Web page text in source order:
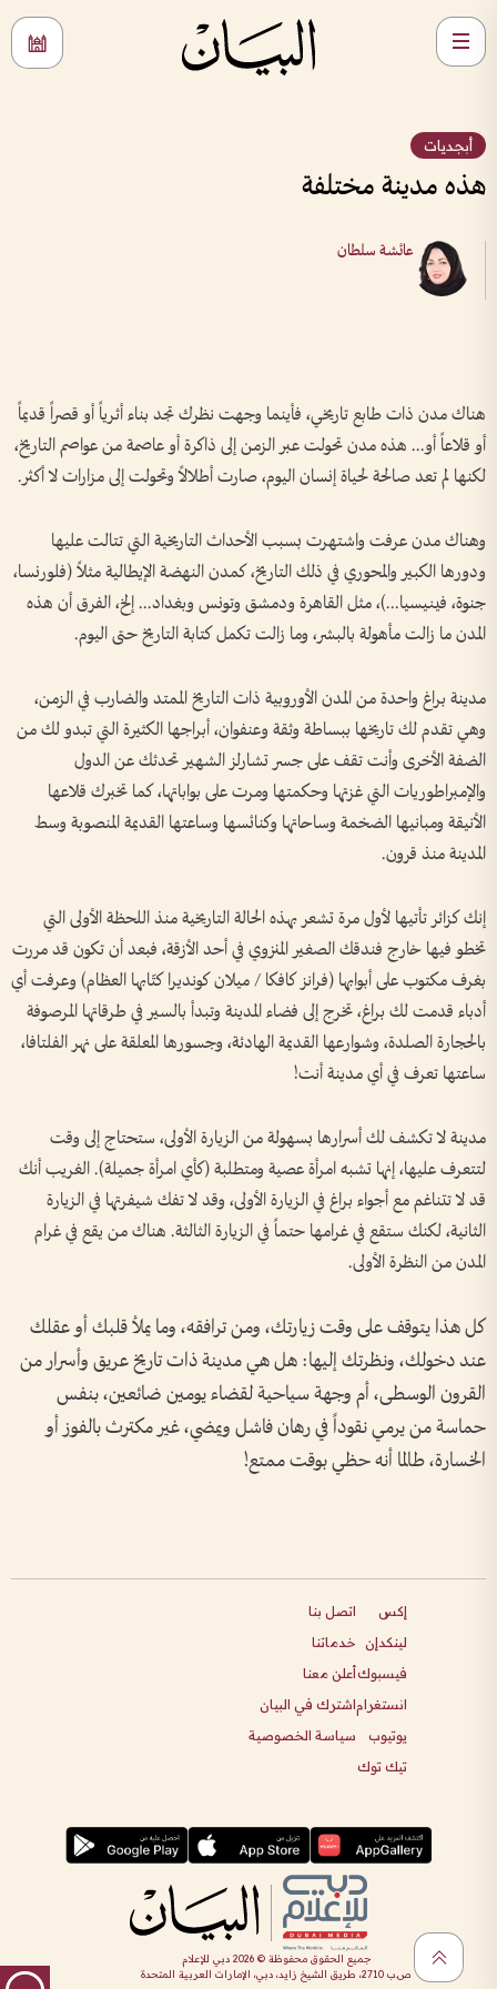
أبجديات
هذه مدينة مختلفة
عائشة سلطان
هناك مدن ذات طابع تاريخي، فأينما وجهت نظرك تجد بناء أثرياً أو قصراً قديماً
أو قلاعاً أو... هذه مدن تحولت عبر الزمن إلى ذاكرة أو عاصمة من عواصم التاريخ،
لكنها لم تعد صالحة لحياة إنسان اليوم، صارت أطلالاً وتحولت إلى مزارات لا أكثر.
وهناك مدن عرفت واشتهرت بسبب الأحداث التاريخية التي تتالت عليها
ودورها الكبير والمحوري في ذلك التاريخ، كمدن النهضة الإيطالية مثلاً (فلورنسا،
جنوة، فينيسيا...)، مثل القاهرة ودمشق وتونس وبغداد... إلخ، الفرق أن هذه
المدن ما زالت مأهولة بالبشر، وما زالت تكمل كتابة التاريخ حتى اليوم.
مدينة براغ واحدة من المدن الأوروبية ذات التاريخ الممتد والضارب في الزمن،
وهي تقدم لك تاريخها ببساطة وثقة وعنفوان، أبراجها الكثيرة التي تبدو لك من
الضفة الأخرى وأنت تقف على جسر تشارلز الشهير تحدثك عن الدول
والإمبراطوريات التي غزتها وحكمتها ومرت على بواباتها، كما تخبرك قلاعها
الأنيقة ومبانيها الضخمة وساحاتها وكنائسها وساعتها القديمة المنصوبة وسط
المدينة منذ قرون.
إنك كزائر تأتيها لأول مرة تشعر بهذه الحالة التاريخية منذ اللحظة الأولى التي
تخطو فيها خارج فندقك الصغير المنزوي في أحد الأزقة، فبعد أن تكون قد مررت
بغرف مكتوب على أبوابها (فرانز كافكا / ميلان كونديرا كتّابها العظام) وعرفت أي
أدباء قدمت لك براغ، تخرج إلى فضاء المدينة وتبدأ بالسير في طرقاتها المرصوفة
بالحجارة الصلدة، وشوارعها القديمة الهادئة، وجسورها المعلقة على نهر الفلتافا،
ساعتها تعرف في أي مدينة أنت!
مدينة لا تكشف لك أسرارها بسهولة من الزيارة الأولى، ستحتاج إلى وقت
لتتعرف عليها، إنها تشبه امرأة عصية ومتطلبة (كأي امرأة جميلة). الغريب أنك
قد لا تتناغم مع أجواء براغ في الزيارة الأولى، وقد لا تفك شيفرتها في الزيارة
الثانية، لكنك ستقع في غرامها حتماً في الزيارة الثالثة. هناك من يقع في غرام
المدن من النظرة الأولى.
كل هذا يتوقف على وقت زيارتك، ومن ترافقه، وما يملأ قلبك أو عقلك
عند دخولك، ونظرتك إليها: هل هي مدينة ذات تاريخ عريق وأسرار من
القرون الوسطى، أم وجهة سياحية لقضاء يومين ضائعين، بنفس
حماسة من يرمي نقوداً في رهان فاشل ويمضي، غير مكترث بالفوز أو
الخسارة، طالما أنه حظي بوقت ممتع!
إكس
لينكدإن
فيسبوك
انستغرام
يوتيوب
تيك توك
اتصل بنا
خدماتنا
أعلن معنا
اشترك في البيان
سياسة الخصوصية
جميع الحقوق محفوظة ©2026 دبي للإعلام
ص.ب 2710، طريق الشيخ زايد، دبي، الإمارات العربية المتحدة